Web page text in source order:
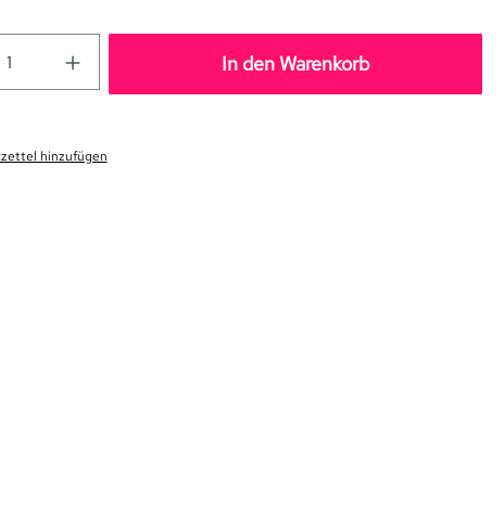
In den Warenkorb
hinzufügen